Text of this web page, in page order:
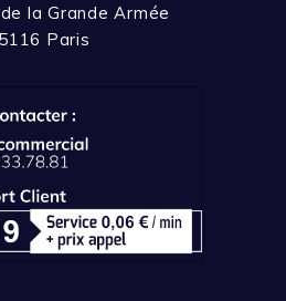
la Grande Armée
Paris